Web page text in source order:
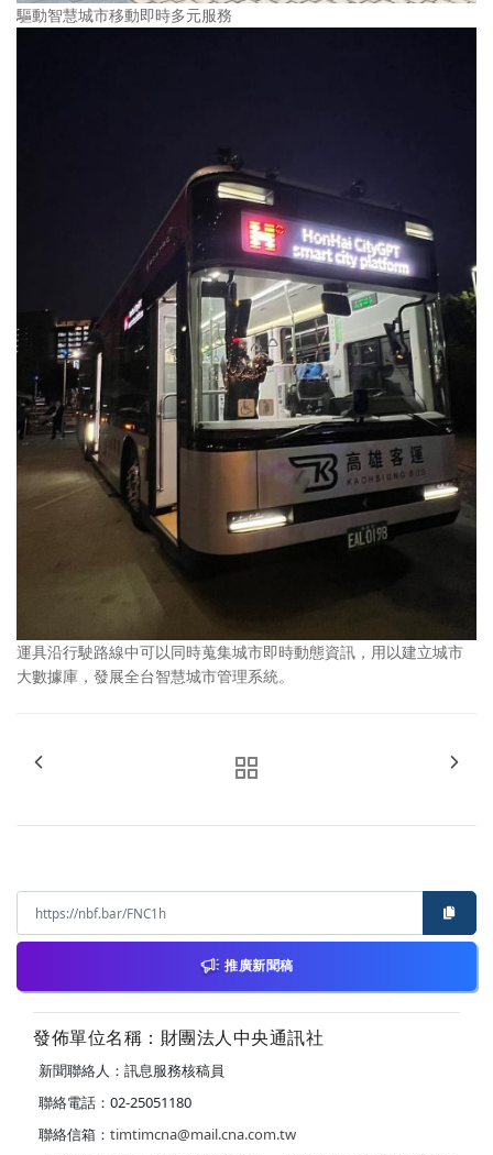
驅動智慧城市移動即時多元服務
運具沿行駛路線中可以同時蒐集城市即時動態資訊，用以建立城市
大數據庫，發展全台智慧城市管理系統。
推廣新聞稿
發佈單位名稱：財團法人中央通訊社
新聞聯絡人：訊息服務核稿員
聯絡電話：02-25051180
聯絡信箱： timtimcna@mail.cna.com.tw